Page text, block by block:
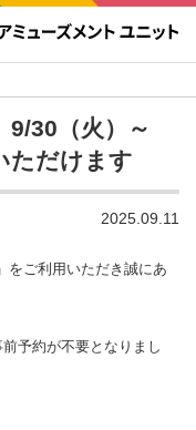
9/30（火）～
ただけます
2025.09.11
をご利用いただき誠にあ
予約が不要となりまし